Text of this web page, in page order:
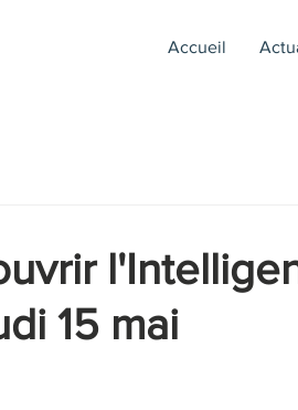
Accueil
15 mai